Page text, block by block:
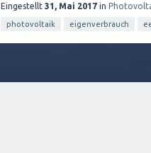
Eingestellt 31, Mai 2017 in
photovoltaik eigenverbrauch